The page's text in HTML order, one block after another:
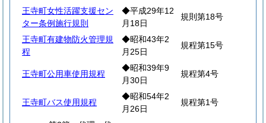
王寺町女性活躍支援セン
ター条例施行規則
◆平成29年12
月18日
規則第18号
王寺町有建物防火管理規
程
◆昭和43年2
月25日
規程第15号
王寺町公用車使用規程
◆昭和39年9
月30日
規程第4号
王寺町バス使用規程
◆昭和54年2
月26日
規程第1号